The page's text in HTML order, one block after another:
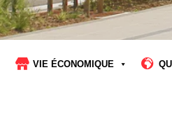
VIE ÉCONOMIQUE